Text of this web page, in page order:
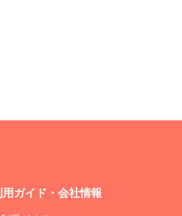
用ガイド・会社情報